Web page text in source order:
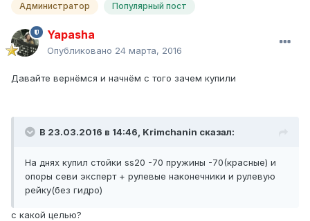
Администратор Популярный пост
Yapasha
Опубликовано 24 марта, 2016
Давайте вернёмся и начнём с того зачем купили
В 23.03.2016 в 14:46, Krimchanin сказал:
На днях купил стойки ss20 -70 пружины -70(красные) и
опоры севи эксперт+ рулевые наконечники и рулевую
рейку(без гидро)
с какой целью?